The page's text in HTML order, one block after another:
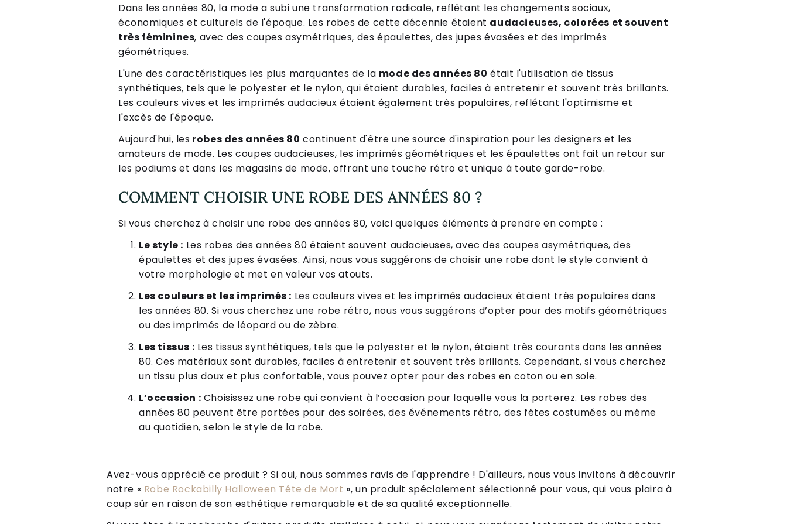
Dans les années 80, la mode a subi une transformation radicale, reflétant les changements sociaux,
économiques et culturels de l'époque. Les robes de cette décennie étaient audacieuses, colorées et souvent
très féminines, avec des coupes asymétriques, des épaulettes, des jupes évasées et des imprimés
géométriques.
L'une des caractéristiques les plus marquantes de la mode des années 80 était l'utilisation de tissus
synthétiques, tels que le polyester et le nylon, qui étaient durables, faciles à entretenir et souvent très brillants.
Les couleurs vives et les imprimés audacieux étaient également très populaires, reflétant l'optimisme et
l'excès de l'époque.
Aujourd'hui, les robes des années 80 continuent d'être une source d'inspiration pour les designers et les
amateurs de mode. Les coupes audacieuses, les imprimés géométriques et les épaulettes ont fait un retour sur
les podiums et dans les magasins de mode, offrant une touche rétro et unique à toute garde-robe.
COMMENT CHOISIR UNE ROBE DES ANNÉES 80 ?
Si vous cherchez à choisir une robe des années 80, voici quelques éléments à prendre en compte :
Le style : Les robes des années 80 étaient souvent audacieuses, avec des coupes asymétriques, des
épaulettes et des jupes évasées. Ainsi, nous vous suggérons de choisir une robe dont le style convient à
votre morphologie et met en valeur vos atouts.
Les couleurs et les imprimés : Les couleurs vives et les imprimés audacieux étaient très populaires dans
les années 80. Si vous cherchez une robe rétro, nous vous suggérons d’opter pour des motifs géométriques
ou des imprimés de léopard ou de zèbre.
Les tissus : Les tissus synthétiques, tels que le polyester et le nylon, étaient très courants dans les années
80. Ces matériaux sont durables, faciles à entretenir et souvent très brillants. Cependant, si vous cherchez
un tissu plus doux et plus confortable, vous pouvez opter pour des robes en coton ou en soie.
L’occasion : Choisissez une robe qui convient à l’occasion pour laquelle vous la porterez. Les robes des
années 80 peuvent être portées pour des soirées, des événements rétro, des fêtes costumées ou même
au quotidien, selon le style de la robe.
Avez-vous apprécié ce produit ? Si oui, nous sommes ravis de l'apprendre ! D'ailleurs, nous vous invitons à découvrir
notre « Robe Rockabilly Halloween Tête de Mort », un produit spécialement sélectionné pour vous, qui vous plaira à
coup sûr en raison de son esthétique remarquable et de sa qualité exceptionnelle.